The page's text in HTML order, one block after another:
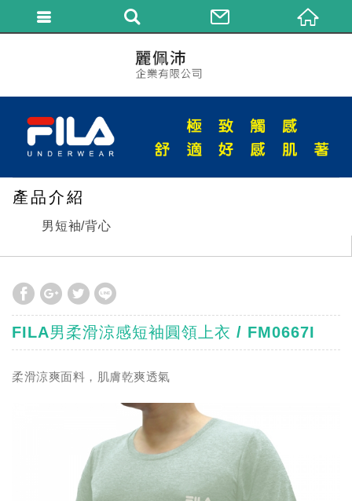
產品介紹
男短袖/背心
FILA男柔滑涼感短袖圓領上衣 / FM0667I
柔滑涼爽面料，肌膚乾爽透氣